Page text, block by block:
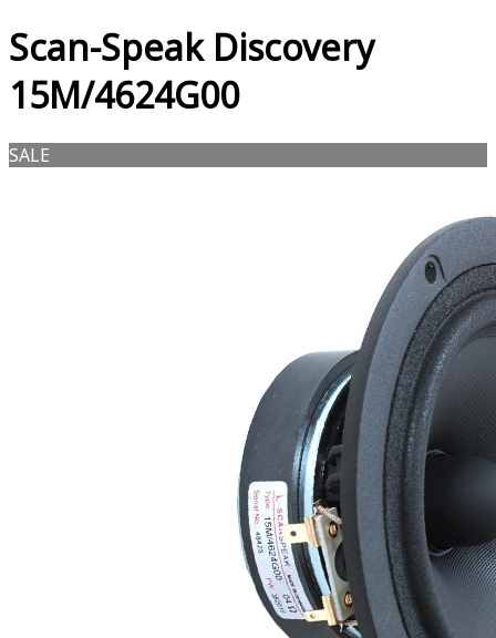
Scan-Speak Discovery
15M/4624G00
SALE